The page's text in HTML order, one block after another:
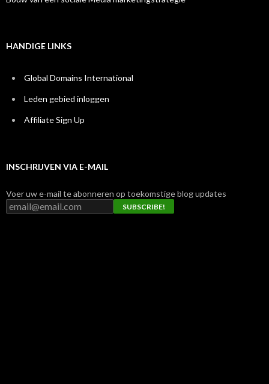
HANDIGE LINKS
Global Domains International
Leden gebied inloggen
Affiliate Sign Up
INSCHRIJVEN VIA E-MAIL
Voer uw e-mail te abonneren op toekomstige blog updates